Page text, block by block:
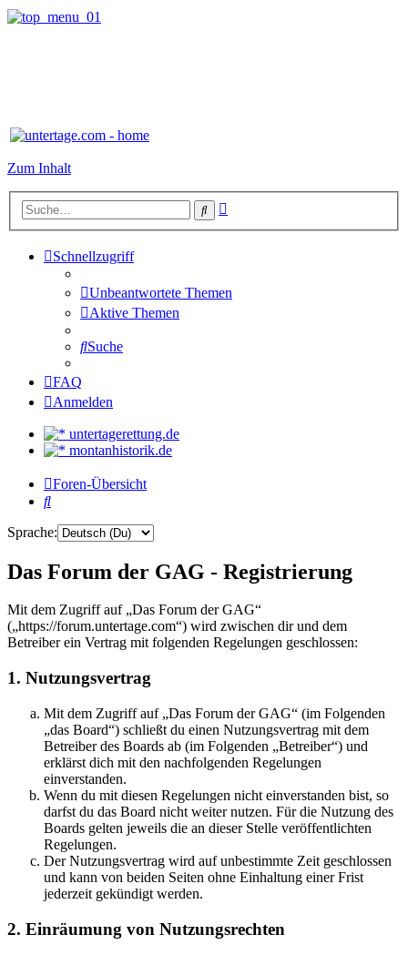
Zum Inhalt
Suche
Schnellzugriff
Unbeantwortete Themen
Aktive Themen
Suche
FAQ
Anmelden
untertagerettung.de
montanhistorik.de
Foren-Übersicht
Suche
Sprache:
Das Forum der GAG - Registrierung
Mit dem Zugriff auf „Das Forum der GAG“
(„https://forum.untertage.com“) wird zwischen dir und dem
Betreiber ein Vertrag mit folgenden Regelungen geschlossen:
1. Nutzungsvertrag
Mit dem Zugriff auf „Das Forum der GAG“ (im Folgenden
„das Board“) schließt du einen Nutzungsvertrag mit dem
Betreiber des Boards ab (im Folgenden „Betreiber“) und
erklärst dich mit den nachfolgenden Regelungen
einverstanden.
Wenn du mit diesen Regelungen nicht einverstanden bist, so
darfst du das Board nicht weiter nutzen. Für die Nutzung des
Boards gelten jeweils die an dieser Stelle veröffentlichten
Regelungen.
Der Nutzungsvertrag wird auf unbestimmte Zeit geschlossen
und kann von beiden Seiten ohne Einhaltung einer Frist
jederzeit gekündigt werden.
2. Einräumung von Nutzungsrechten